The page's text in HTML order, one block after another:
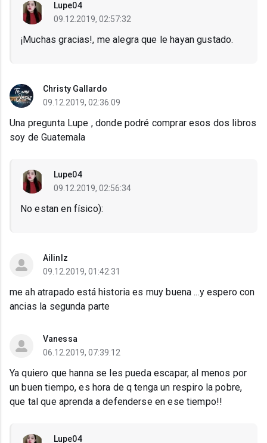
Lupe04
09.12.2019, 02:57:32
¡Muchas gracias!, me alegra que le hayan gustado.
Christy Gallardo
09.12.2019, 02:36:09
Una pregunta Lupe , donde podré comprar esos dos libros
soy de Guatemala
Lupe04
09.12.2019, 02:56:34
No estan en físico):
Ailinlz
09.12.2019, 01:42:31
me ah atrapado está historia es muy buena ...y espero con
ancias la segunda parte
Vanessa
06.12.2019, 07:39:12
Ya quiero que hanna se les pueda escapar, al menos por
un buen tiempo, es hora de q tenga un respiro la pobre,
que tal que aprenda a defenderse en ese tiempo!!
Lupe04